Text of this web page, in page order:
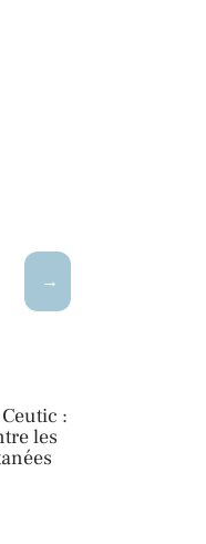
:
les